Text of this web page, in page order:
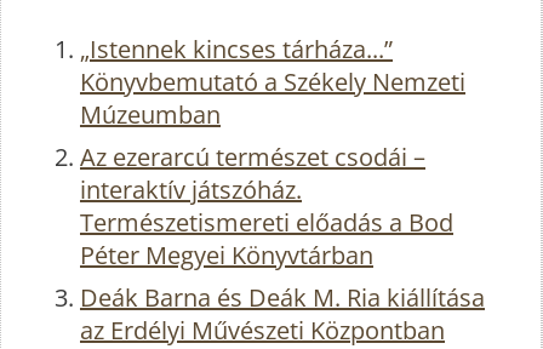
„Istennek kincses tárháza...”
Könyvbemutató a Székely Nemzeti
Múzeumban
Az ezerarcú természet csodái –
interaktív játszóház.
Természetismereti előadás a Bod
Péter Megyei Könyvtárban
Deák Barna és Deák M. Ria kiállítása
az Erdélyi Művészeti Központban